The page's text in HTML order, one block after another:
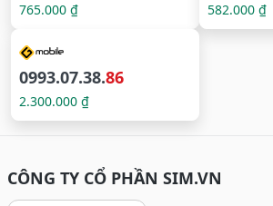
765.000 ₫ 582.000 ₫
0993.07.38.86
2.300.000 ₫
CÔNG TY CỔ PHẦN SIM.VN